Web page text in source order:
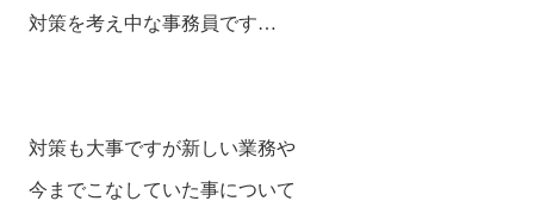
対策を考え中な事務員です…
対策も大事ですが新しい業務や
今までこなしていた事について